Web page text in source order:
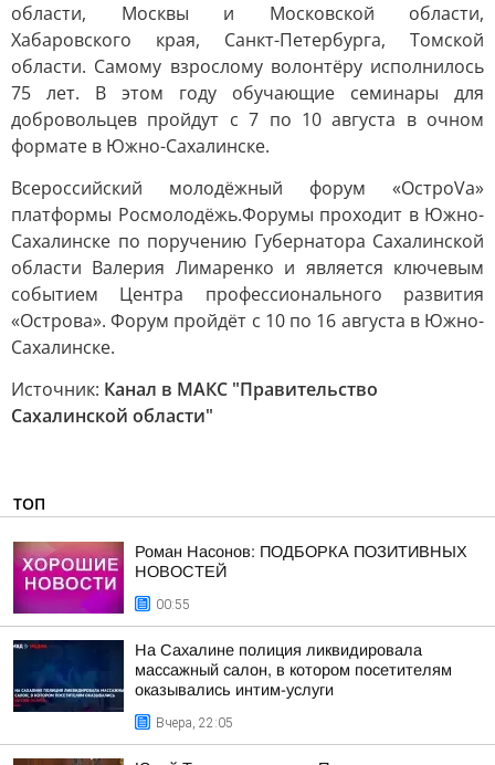
области, Москвы и Московской области,
Хабаровского края, Санкт-Петербурга, Томской
области. Самому взрослому волонтёру исполнилось
75 лет. В этом году обучающие семинары для
добровольцев пройдут с 7 по 10 августа в очном
формате в Южно-Сахалинске.
Всероссийский молодёжный форум «ОстроVа»
платформы Росмолодёжь.Форумы проходит в Южно-
Сахалинске по поручению Губернатора Сахалинской
области Валерия Лимаренко и является ключевым
событием Центра профессионального развития
«Острова». Форум пройдёт с 10 по 16 августа в Южно-
Сахалинске.
Источник: Канал в МАКС "Правительство
Сахалинской области"
ТОП
Роман Насонов: ПОДБОРКА ПОЗИТИВНЫХ
НОВОСТЕЙ
00:55
На Сахалине полиция ликвидировала
массажный салон, в котором посетителям
оказывались интим-услуги
Вчера, 22:05